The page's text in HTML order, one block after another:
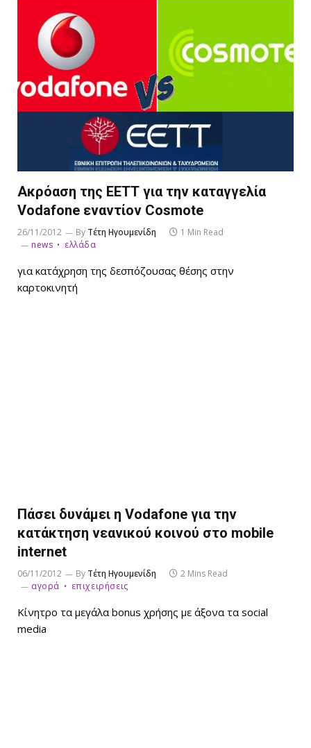
Ακρόαση της ΕΕΤΤ για την καταγγελία
Vodafone εναντίον Cosmote
26/11/2012 By Τέτη Ηγουμενίδη
1 Min Read
news
ελλάδα
για κατάχρηση της δεσπόζουσας θέσης στην
καρτοκινητή
Πάσει δυνάμει η Vodafone για την
κατάκτηση νεανικού κοινού στο mobile
internet
06/11/2012 By Τέτη Ηγουμενίδη
2 Mins Read
αγορά
επιχειρήσεις
Κίνητρο τα μεγάλα bonus χρήσης με άξονα τα social
media